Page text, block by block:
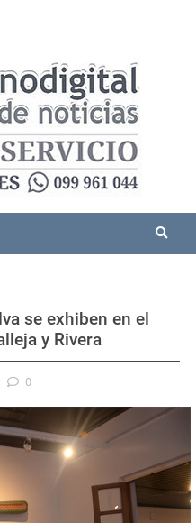
se exhiben en el
y Rivera
0